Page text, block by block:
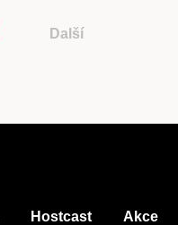
Další
Hostcast Akce